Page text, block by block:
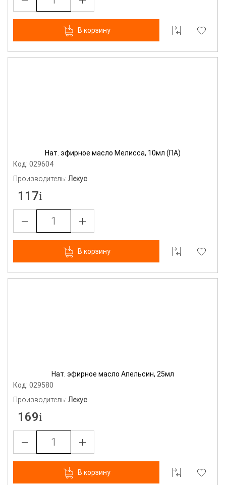
В корзину
Нат. эфирное масло Мелисса, 10мл (ПА)
Код: 029604
Производитель:Лекус
117
В корзину
Нат. эфирное масло Апельсин, 25мл
Код: 029580
Производитель:Лекус
169
В корзину